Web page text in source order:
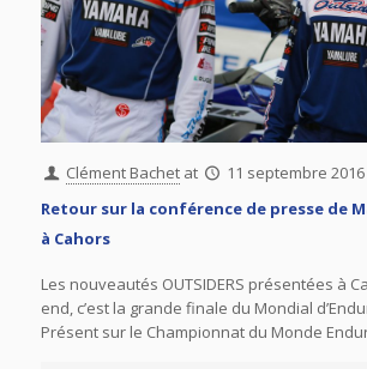
Clément Bachet at
11 septembre 2016
Retour sur la conférence de presse de
à Cahors
Les nouveautés OUTSIDERS présentées à
end, c’est la grande finale du Mondial
Présent sur le Championnat du Monde